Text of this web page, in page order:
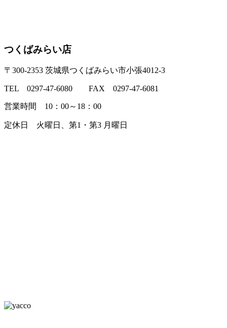
つくばみらい店
〒300-2353 茨城県つくばみらい市小張4012-3
TEL 0297-47-6080 FAX 0297-47-6081
営業時間 10：00～18：00
定休日 火曜日、第1・第3 月曜日